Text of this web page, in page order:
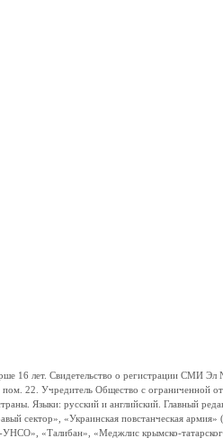
лет. Свидетельство о регистрации СМИ
22. Учредитель Общество с
Языки: русский и английский. Главный
сектор», «Украинская повстанческая
«Талибан», «Меджлис крымско-